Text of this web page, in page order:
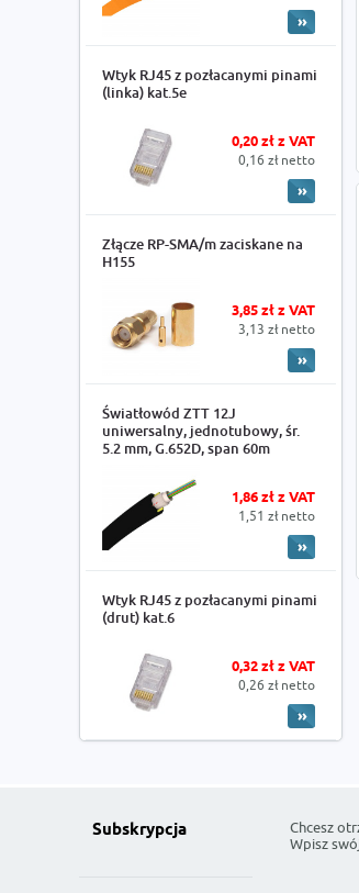
Wtyk RJ45 z pozłacanymi pinami
(linka) kat.5e
0,20 zł z VAT
0,16 zł netto
Złącze RP-SMA/m zaciskane na
H155
3,85 zł z VAT
3,13 zł netto
Światłowód ZTT 12J
uniwersalny, jednotubowy, śr.
5.2 mm, G.652D, span 60m
1,86 zł z VAT
1,51 zł netto
Wtyk RJ45 z pozłacanymi pinami
(drut) kat.6
0,32 zł z VAT
0,26 zł netto
Subskrypcja
Chcesz
Wpisz